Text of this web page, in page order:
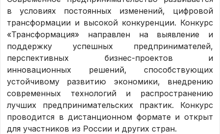
в условиях постоянных изменений, цифровой
трансформации и высокой конкуренции. Конкурс
«Трансформация» направлен на выявление и
поддержку успешных предпринимателей,
перспективных бизнес-проектов и
инновационных решений, способствующих
устойчивому развитию экономики, внедрению
современных технологий и распространению
лучших предпринимательских практик. Конкурс
проводится в дистанционном формате и открыт
для участников из России и других стран.